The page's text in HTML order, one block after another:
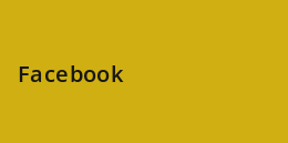
Facebook